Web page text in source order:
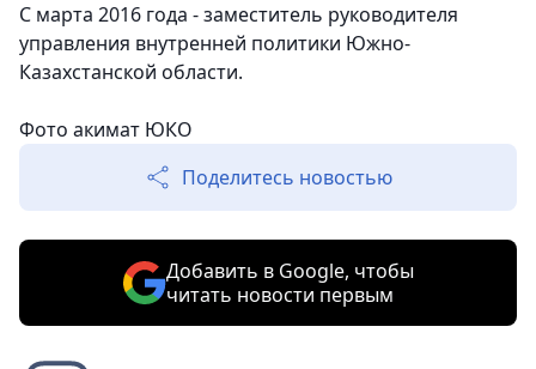
С марта 2016 года - заместитель руководителя
управления внутренней политики Южно-
Казахстанской области.
Фото акимат ЮКО
Поделитесь новостью
Добавить в Google, чтобы
читать новости первым